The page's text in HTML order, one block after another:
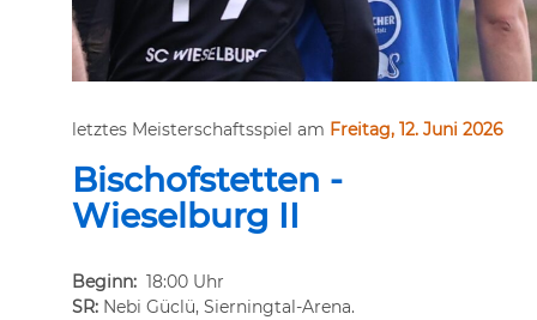
letztes Meisterschaftsspiel am Freitag, 12. Juni 2026
Bischofstetten -
Wieselburg II
Beginn: 18:00 Uhr
SR: Nebi Güclü, Sierningtal-Arena.